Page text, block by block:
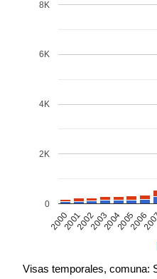
2000200120022003200420052006
0
2K
4K
6K
8K
Visas temporales, comuna: